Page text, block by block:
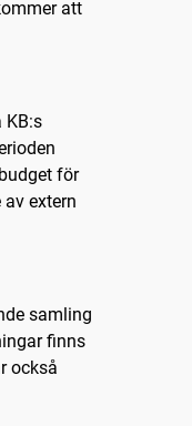
att
KB:s
för
extern
samling
finns
också